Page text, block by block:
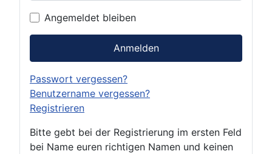
Angemeldet bleiben
Anmelden
Passwort vergessen?
Benutzername vergessen?
Registrieren
Bitte gebt bei der Registrierung im ersten Feld
bei Name euren richtigen Namen und keinen